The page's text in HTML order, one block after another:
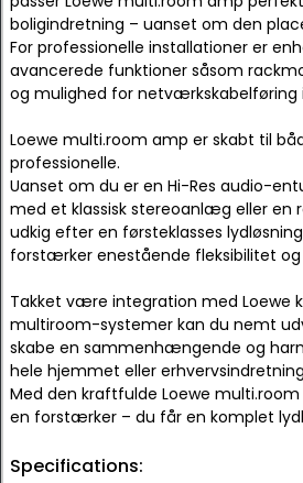
boligindretning – uanset om den
For professionelle installationer er
avancerede funktioner såsom
og mulighed for netværkskabelføring
Loewe multi.room amp er skabt til
professionelle.
Uanset om du er en Hi-Res audio-
med et klassisk stereoanlæg eller en
udkig efter en førsteklasses
forstærker enestående fleksibilitet og
Takket være integration med Loewe
multiroom-systemer kan du nemt
skabe en sammenhængende og
hele hjemmet eller
Med den kraftfulde Loewe
en forstærker – du får en komplet
Specifications: